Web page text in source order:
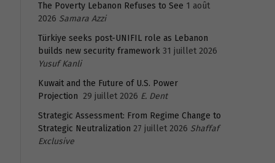
The Poverty Lebanon Refuses to See 1 août
2026 Samara Azzi
Türkiye seeks post-UNIFIL role as Lebanon
builds new security framework 31 juillet 2026
Yusuf Kanli
Kuwait and the Future of U.S. Power
Projection 29 juillet 2026 E. Dent
Strategic Assessment: From Regime Change to
Strategic Neutralization 27 juillet 2026 Shaffaf
Exclusive